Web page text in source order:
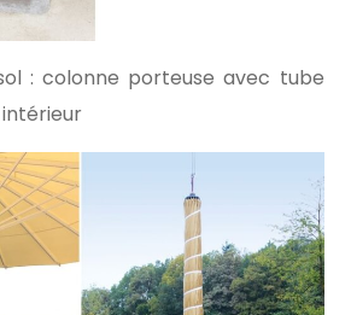
: colonne porteuse avec tube